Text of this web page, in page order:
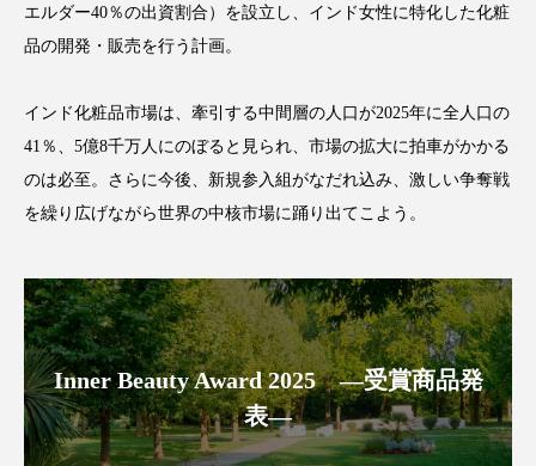
コネクテッド・ビューティ
コルチゾール サステナビリティ
サプリ サロンクレンジング サロン戦略
サロン経営 サロン連略 シャネル
スカルプ クレンジング 頻度 スカルプケア
スキンケア スキンケア 習慣
スキンケアルーティン ストレス スパ
エルダー40％の出資割合）を設立し、インド女性に特化した化粧
品の開発・販売を行う計画。
インド化粧品市場は、牽引する中間層の人口が2025年に全人口の
41％、5億8千万人にのぼると見られ、市場の拡大に拍車がかかる
のは必至。さらに今後、新規参入組がなだれ込み、激しい争奪戦
を繰り広げながら世界の中核市場に踊り出てこよう。
Inner Beauty Award 2025 ―受賞商品発
表―